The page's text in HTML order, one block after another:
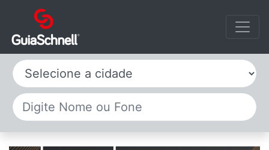
Selecione a cidade